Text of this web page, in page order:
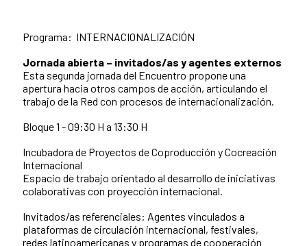
Programa: INTERNACIONALIZACIÓN
Jornada abierta – invitados/as y agentes externos
Esta segunda jornada del Encuentro propone una
apertura hacia otros campos de acción, articulando el
trabajo de la Red con procesos de internacionalización.
Bloque 1 - 09:30 H a 13:30 H
Incubadora de Proyectos de Coproducción y Cocreación
Internacional
Espacio de trabajo orientado al desarrollo de iniciativas
colaborativas con proyección internacional.
Invitados/as referenciales: Agentes vinculados a
plataformas de circulación internacional, festivales,
redes latinoamericanas y programas de cooperación